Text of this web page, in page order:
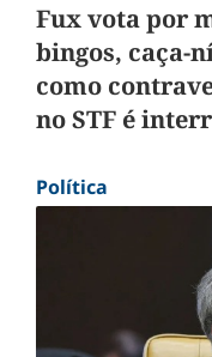
Fux vota por
bingos, caça-
como
no STF é
Política